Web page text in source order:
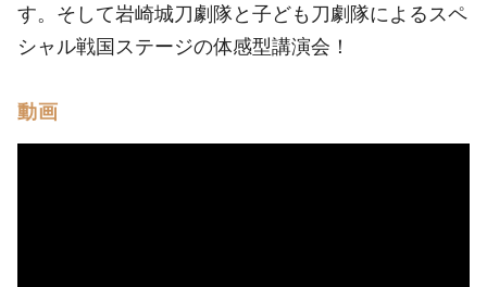
す。そして岩崎城刀劇隊と子ども刀劇隊によるスペ
シャル戦国ステージの体感型講演会！
動画